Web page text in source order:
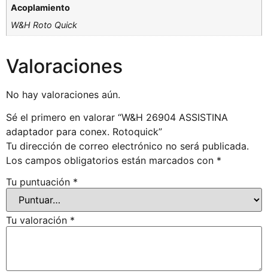
Acoplamiento
W&H Roto Quick
Valoraciones
No hay valoraciones aún.
Sé el primero en valorar “W&H 26904 ASSISTINA
adaptador para conex. Rotoquick”
Tu dirección de correo electrónico no será publicada.
Los campos obligatorios están marcados con *
Tu puntuación *
Tu valoración *